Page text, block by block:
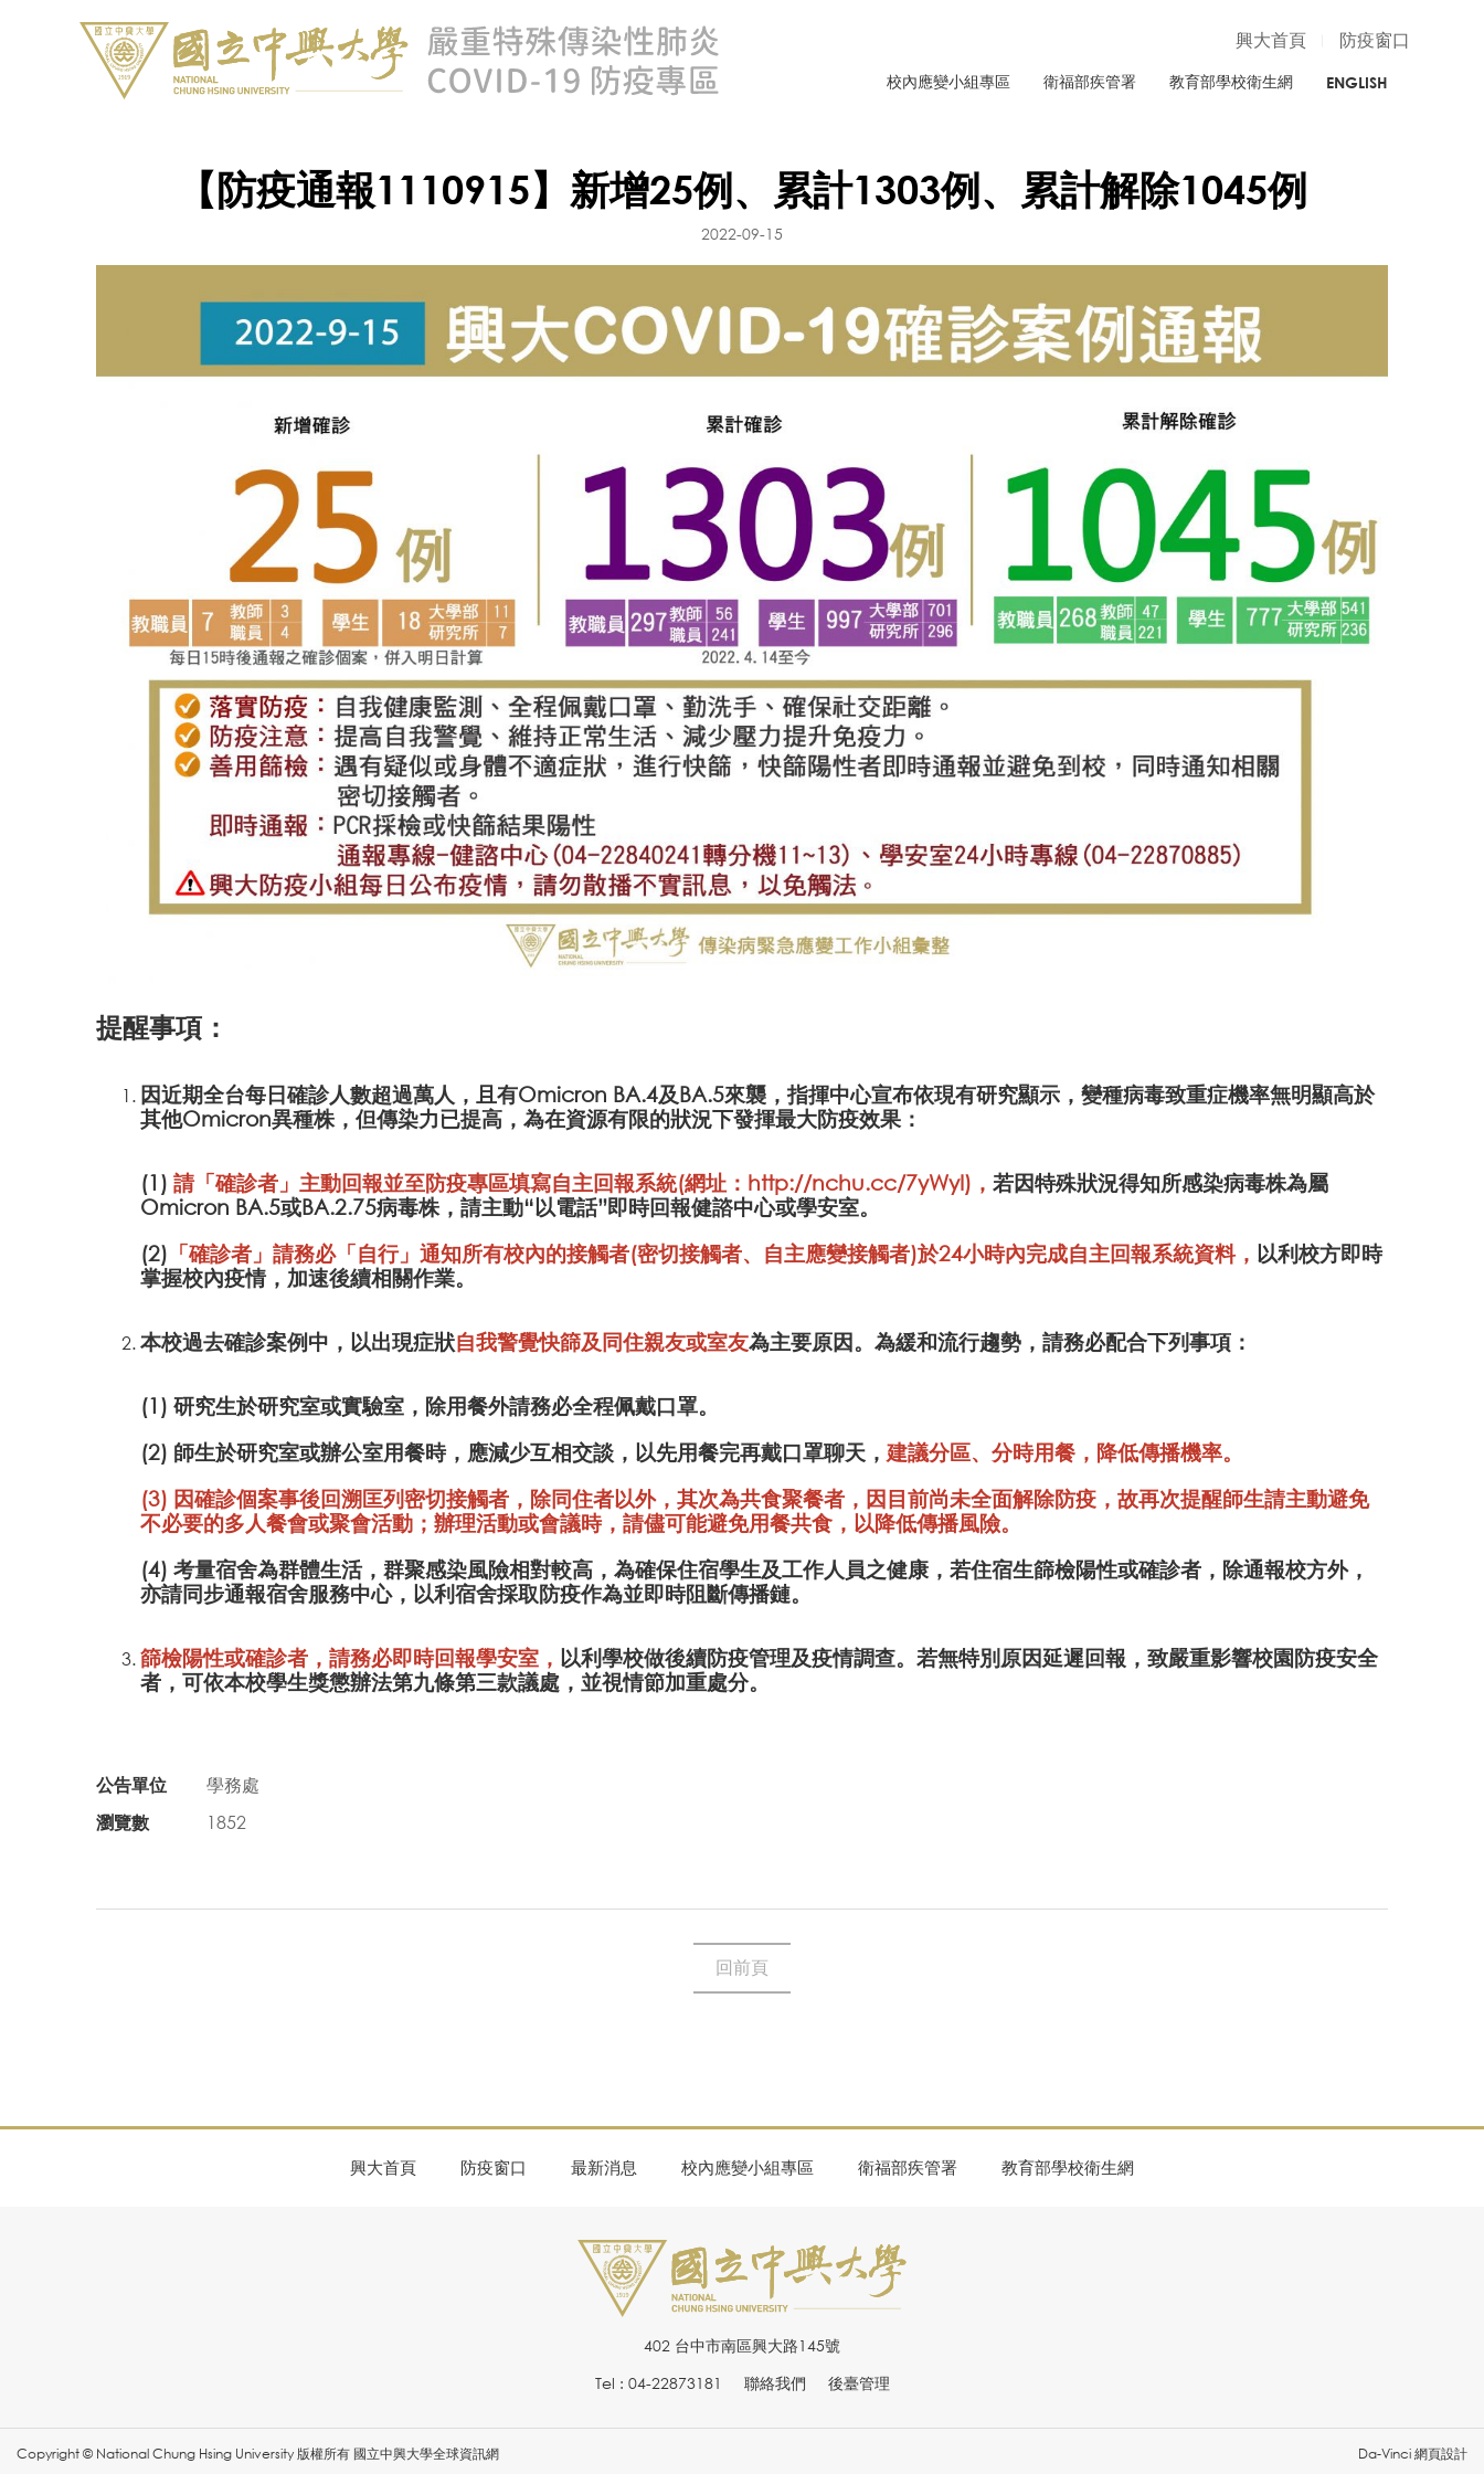
興大首頁 防疫窗口
校內應變小組專區 衛福部疾管署 教育部學校衛生網 ENGLISH
【防疫通報1110915】新增25例、累計1303例、累計解除1045例
2022-09-15
提醒事項：
因近期全台每日確診人數超過萬人，且有Omicron BA.4及BA.5來襲，指揮中心宣布依現有研究顯示，變種病毒致重症機率無明顯高於
其他Omicron異種株，但傳染力已提高，為在資源有限的狀況下發揮最大防疫效果：
(1) 請「確診者」主動回報並至防疫專區填寫自主回報系統(網址： http://nchu.cc/7yWyI) ， 若因特殊狀況得知所感染病毒株為屬
Omicron BA.5或BA.2.75病毒株，請主動“以電話”即時回報健諮中心或學安室。
(2) 「確診者」請務必「自行」通知所有校內的接觸者(密切接觸者、自主應變接觸者)於24小時內完成自主回報系統資料， 以利校方即時
掌握校內疫情，加速後續相關作業。
本校過去確診案例中，以出現症狀自我警覺快篩及同住親友或室友為主要原因。為緩和流行趨勢，請務必配合下列事項：
(1) 研究生於研究室或實驗室，除用餐外請務必全程佩戴口罩。
(2) 師生於研究室或辦公室用餐時，應減少互相交談，以先用餐完再戴口罩聊天， 建議分區、分時用餐，降低傳播機率。
(3) 因確診個案事後回溯匡列密切接觸者，除同住者以外，其次為共食聚餐者，因目前尚未全面解除防疫，故再次提醒師生請主動避免
不必要的多人餐會或聚會活動；辦理活動或會議時，請儘可能避免用餐共食 ，以降低傳播風險。
(4) 考量宿舍為群體生活，群聚感染風險相對較高，為確保住宿學生及工作人員之健康，若住宿生篩檢陽性或確診者，除通報校方外，
亦請同步通報宿舍服務中心，以利宿舍採取防疫作為並即時阻斷傳播鏈。
篩檢陽性或確診者，請務必即時回報學安室， 以利學校做後續防疫管理及疫情調查。若無特別原因延遲回報，致嚴重影響校園防疫安全
者，可依本校學生獎懲辦法第九條第三款議處，並視情節加重處分。
公告單位
學務處
瀏覽數
1852
回前頁
興大首頁 防疫窗口 最新消息 校內應變小組專區 衛福部疾管署 教育部學校衛生網
402 台中市南區興大路145號
Tel : 04-22873181
聯絡我們 後臺管理
Copyright © National Chung Hsing University 版權所有 國立中興大學全球資訊網 Da-Vinci 網頁設計